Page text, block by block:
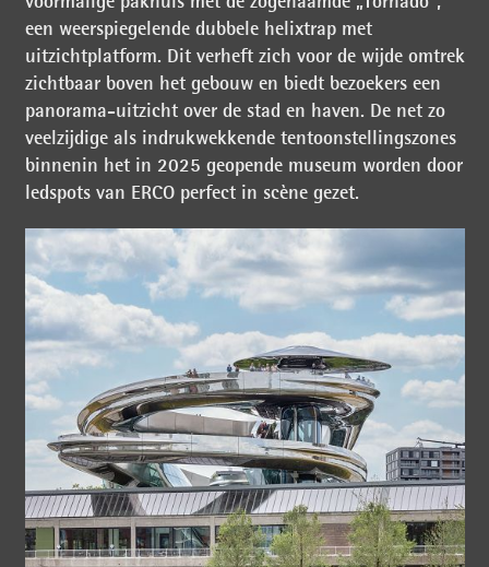
een weerspiegelende dubbele helixtrap met
uitzichtplatform. Dit verheft zich voor de wijde omtrek
zichtbaar boven het gebouw en biedt bezoekers een
panorama-uitzicht over de stad en haven. De net zo
veelzijdige als indrukwekkende tentoonstellingszones
binnenin het in 2025 geopende museum worden door
ledspots van ERCO perfect in scène gezet.